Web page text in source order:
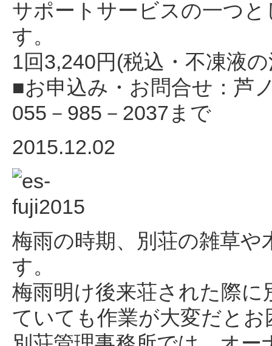
サポートサービスの一つ
す。
1回3,240円(税込・不凍液
■お申込み・お問合せ：芦
055－985－2037まで
2015.12.02
梅雨の時期、別荘の雑草
す。
梅雨明け後来荘された際
ていても作業が大変だと